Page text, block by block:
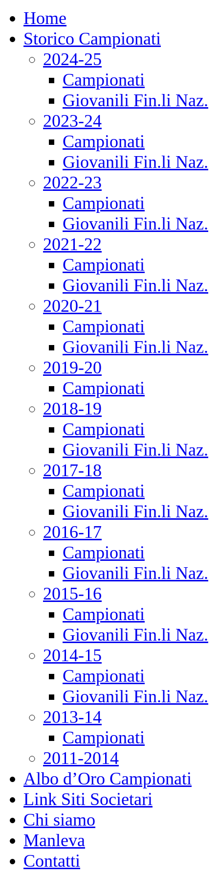
Home
Storico Campionati
2024-25
Campionati
Giovanili Fin.li Naz.
2023-24
Campionati
Giovanili Fin.li Naz.
2022-23
Campionati
Giovanili Fin.li Naz.
2021-22
Campionati
Giovanili Fin.li Naz.
2020-21
Campionati
Giovanili Fin.li Naz.
2019-20
Campionati
2018-19
Campionati
Giovanili Fin.li Naz.
2017-18
Campionati
Giovanili Fin.li Naz.
2016-17
Campionati
Giovanili Fin.li Naz.
2015-16
Campionati
Giovanili Fin.li Naz.
2014-15
Campionati
Giovanili Fin.li Naz.
2013-14
Campionati
2011-2014
Albo d’Oro Campionati
Link Siti Societari
Chi siamo
Manleva
Contatti